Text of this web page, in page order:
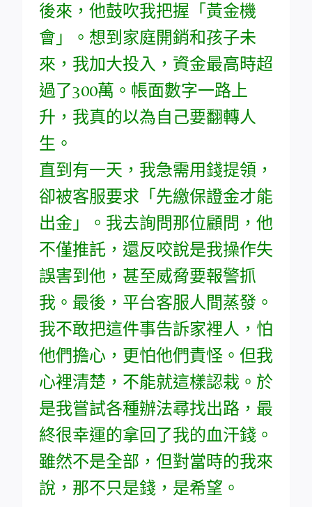
後來，他鼓吹我把握「黃金機
會」。想到家庭開銷和孩子未
來，我加大投入，資金最高時超
過了300萬。帳面數字一路上
升，我真的以為自己要翻轉人
生。
直到有一天，我急需用錢提領，
卻被客服要求「先繳保證金才能
出金」。我去詢問那位顧問，他
不僅推託，還反咬說是我操作失
誤害到他，甚至威脅要報警抓
我。最後，平台客服人間蒸發。
我不敢把這件事告訴家裡人，怕
他們擔心，更怕他們責怪。但我
心裡清楚，不能就這樣認栽。於
是我嘗試各種辦法尋找出路，最
終很幸運的拿回了我的血汗錢。
雖然不是全部，但對當時的我來
說，那不只是錢，是希望。